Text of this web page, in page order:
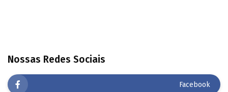
Nossas Redes Sociais
Facebook